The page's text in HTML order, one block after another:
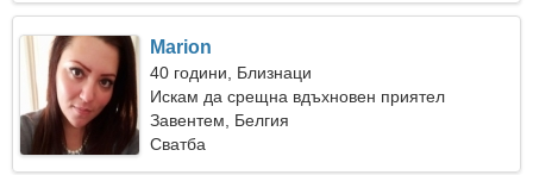
Marion
40 години, Близнаци
Искам да срещна вдъхновен приятел
Завентем, Белгия
Сватба